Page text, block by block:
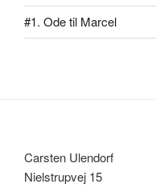
#1. Ode til Marcel
Carsten Ulendorf
Nielstrupvej 15